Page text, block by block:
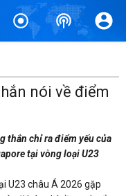
nói về điểm
thắn chỉ ra điểm yếu của
tại vòng loại U23
U23 châu Á 2026 gặp